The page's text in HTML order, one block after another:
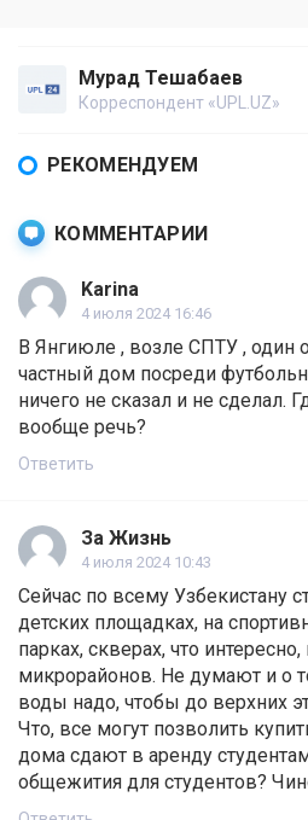
Мурад Тешабаев
Корреспондент «UPL.UZ»
РЕКОМЕНДУЕМ
КОММЕНТАРИИ
Karina
4 июля 2024 16:46
В Янгиюле , возле СПТУ , один
частный дом посреди
ничего не сказал и не сделал.
вообще речь?
Ответить
За Жизнь
4 июля 2024 10:43
Сейчас по всему Узбекистану
детских площадках, на
парках, скверах, что
микрорайонов. Не думают и о
воды надо, чтобы до верхних
Что, все могут позволить
дома сдают в аренду
общежития для студентов?